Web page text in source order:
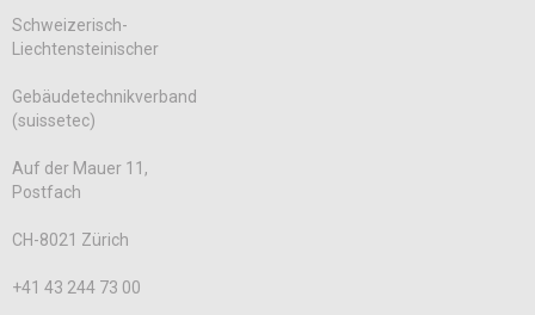
Schweizerisch-
Liechtensteinischer
Gebäudetechnikverband
(suissetec)
Auf der Mauer 11,
Postfach
CH-8021 Zürich
+41 43 244 73 00